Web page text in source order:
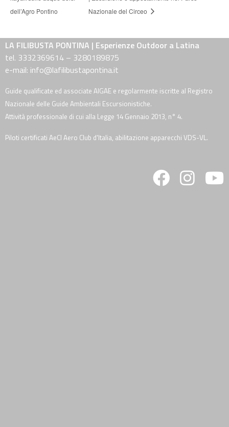
dell’Agro Pontino
Nazionale del Circeo
LA FILIBUSTA PONTINA | Esperienze Outdoor a Latina
tel. 3332369614 – 3280189875
e-mail: info@lafilibustapontina.it
Guide qualificate ed associate AIGAE e regolarmente iscritte al Registro
Nazionale delle Guide Ambientali Escursionistiche.
Attività professionale di cui alla Legge 14 Gennaio 2013, n° 4.
Piloti certificati AeCI Aero Club d'Italia, abilitazione apparecchi VDS-VL.
fab
fab
fa-